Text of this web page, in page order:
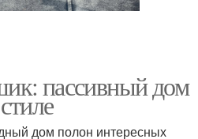
пассивный дом
дом полон интересных